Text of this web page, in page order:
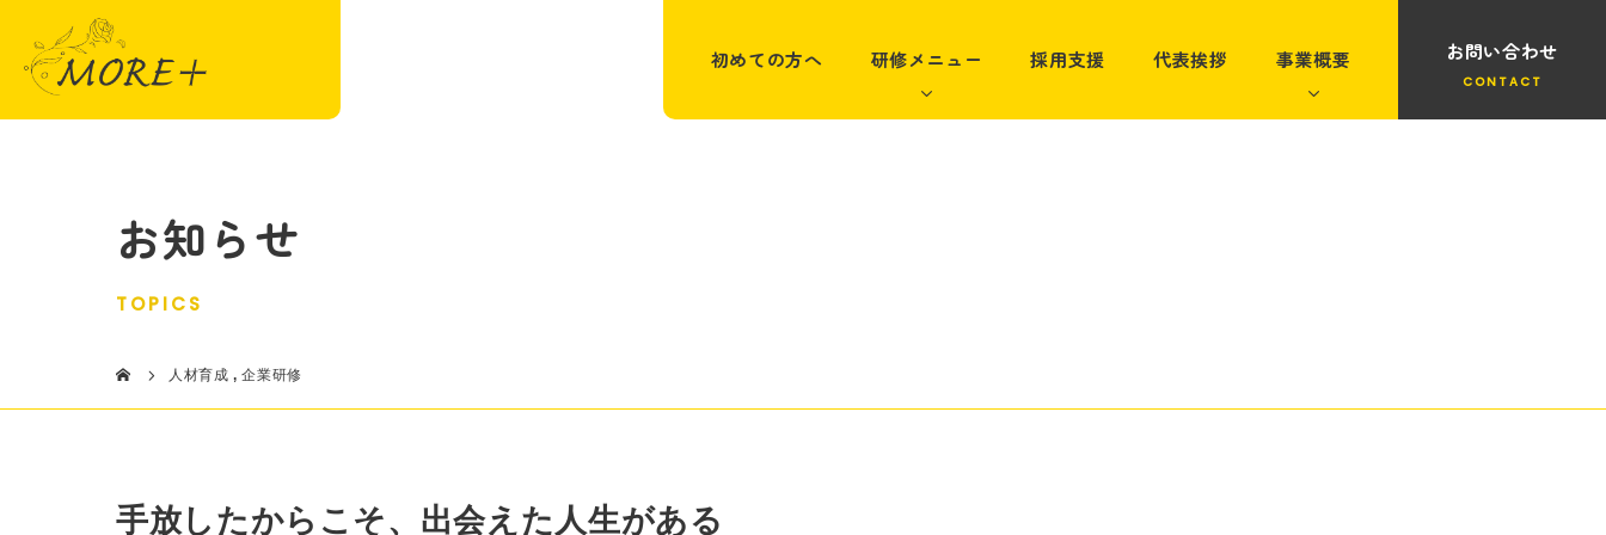
初めての方へ 研修メニュー 採用支援 代表挨拶 事業概要 お問い合わせ
お知らせ
TOPICS
人材育成 ,企業研修
手放したからこそ、出会えた人生がある